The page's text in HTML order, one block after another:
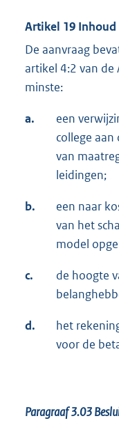
Artikel 19 Inhoud
De aanvraag
artikel 4:2 van de
minste:
a.
een
college
van
leidingen;
b.
een naar
van het
model
c.
de hoogte
d.
het
voor de
Paragraaf 3.03